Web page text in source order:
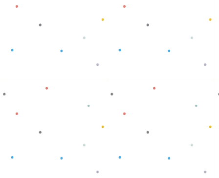
Baca selengkapnya